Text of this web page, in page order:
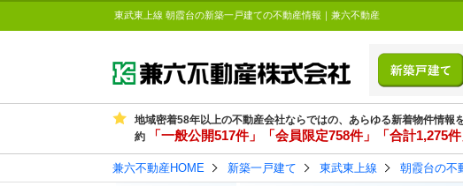
東武東上線 朝霞台の新築一戸建ての不動産情報｜兼六不動産
地域密着58年以上の不動産会社ならではの、あらゆる新着物件情報
約
「一般公開517件」「会員限定758件」「合計1,275件
兼六不動産HOME 新築一戸建て 東武東上線 朝霞台の不